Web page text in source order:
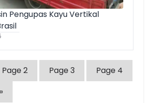
Pengupas Kayu Vertikal
Page 2 Page 3 Page 4